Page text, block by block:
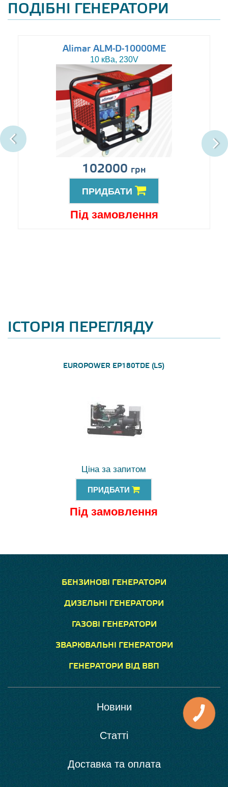
ПОДІБНІ ГЕНЕРАТОРИ
Alimar ALM-D-10000ME
10 кВа, 230V
102000 грн
ПРИДБАТИ
Під замовлення
ІСТОРІЯ ПЕРЕГЛЯДУ
EUROPOWER EP180TDE (LS)
Ціна за запитом
ПРИДБАТИ
Під замовлення
БЕНЗИНОВІ ГЕНЕРАТОРИ
ДИЗЕЛЬНІ ГЕНЕРАТОРИ
ГАЗОВІ ГЕНЕРАТОРИ
ЗВАРЮВАЛЬНІ ГЕНЕРАТОРИ
ГЕНЕРАТОРИ ВІД ВВП
Новини
Статті
Доставка та оплата